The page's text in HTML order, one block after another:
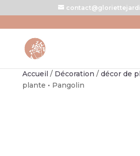
Accueil / Décoration / décor de
plante • Pangolin